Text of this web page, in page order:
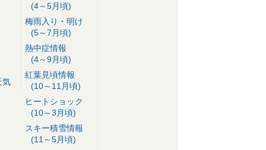
気
(4～5月頃)
梅雨入り・明け
(5～7月頃)
熱中症情報
(4～9月頃)
紅葉見頃情報
(10～11月頃)
ヒートショック
(10～3月頃)
スキー積雪情報
(11～5月頃)